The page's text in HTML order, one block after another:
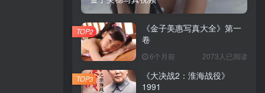
《金子美惠写真大全》第一
卷
6个月前 2073人已阅读
TOP2
《大决战2：淮海战役》
1991
TOP3